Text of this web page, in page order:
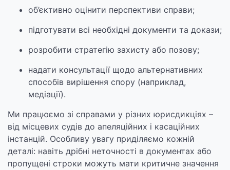
об’єктивно оцінити перспективи справи;
підготувати всі необхідні документи та докази;
розробити стратегію захисту або позову;
надати консультації щодо альтернативних
способів вирішення спору (наприклад,
медіації).
Ми працюємо зі справами у різних юрисдикціях –
від місцевих судів до апеляційних і касаційних
інстанцій. Особливу увагу приділяємо кожній
деталі: навіть дрібні неточності в документах або
пропущені строки можуть мати критичне значення